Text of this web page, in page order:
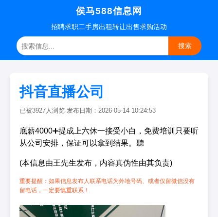
侯马588信息网
招聘求职二手房出租转让出售求购活动
搜索
抖音直播公司
已被3927人浏览 发布日期：2026-05-14 10:24:53
底薪4000➕提成上六休一接受小白，免费培训只要听
从公司安排，保证可以拿到结果。聽
(本信息由王先生发布，内容真伪性由其负责)
重要提醒：如果信息发布人联系电话为外地号码、或者仅留微信没有
留电话，一定要慎重联系！